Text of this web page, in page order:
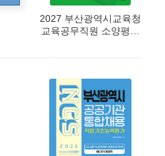
2027 부산광역시교육청
교육공무직원 소양평가